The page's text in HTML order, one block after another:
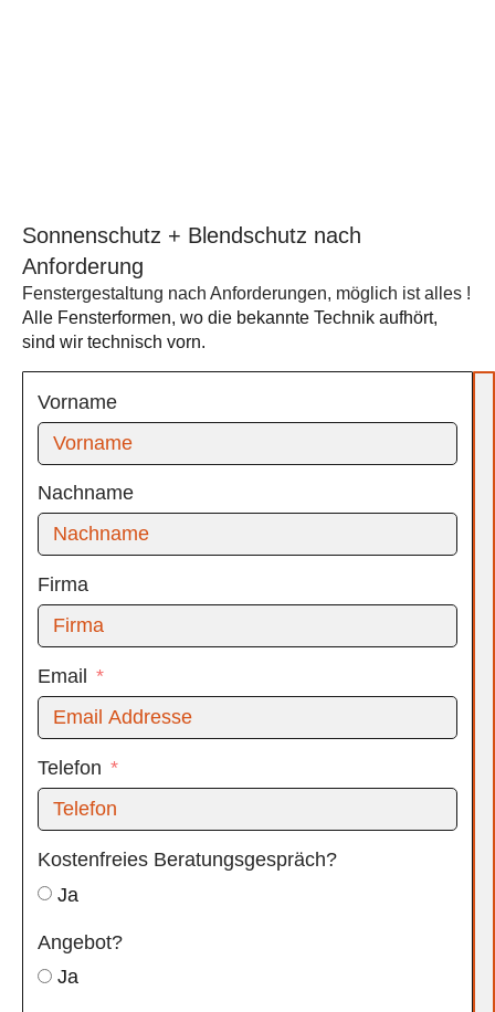
Sonnenschutz + Blendschutz nach
Anforderung
Fenstergestaltung nach Anforderungen, möglich ist alles !
Alle Fensterformen, wo die bekannte Technik aufhört,
sind wir technisch vorn.
Vorname
Nachname
Firma
Email
Telefon
Kostenfreies Beratungsgespräch?
Ja
Angebot?
Ja